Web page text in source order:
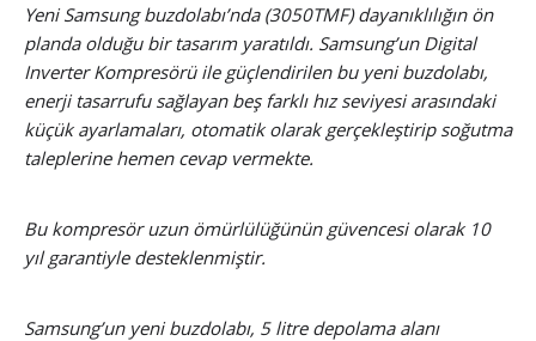
Yeni Samsung buzdolabı’nda (3050TMF) dayanıklılığın ön
planda olduğu bir tasarım yaratıldı. Samsung’un Digital
Inverter Kompresörü ile güçlendirilen bu yeni buzdolabı,
enerji tasarrufu sağlayan beş farklı hız seviyesi arasındaki
küçük ayarlamaları, otomatik olarak gerçekleştirip soğutma
taleplerine hemen cevap vermekte.
Bu kompresör uzun ömürlülüğünün güvencesi olarak 10
yıl garantiyle desteklenmiştir.
Samsung’un yeni buzdolabı, 5 litre depolama alanı